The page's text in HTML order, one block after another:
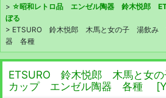
> ☆昭和レトロ品 エンゼル陶器 鈴木悦郎
ぼる
> ETSURO 鈴木悦郎 木馬と女の子 湯飲み
器 各種
ETSURO 鈴木悦郎 木馬と女
カップ エンゼル陶器 各種
[